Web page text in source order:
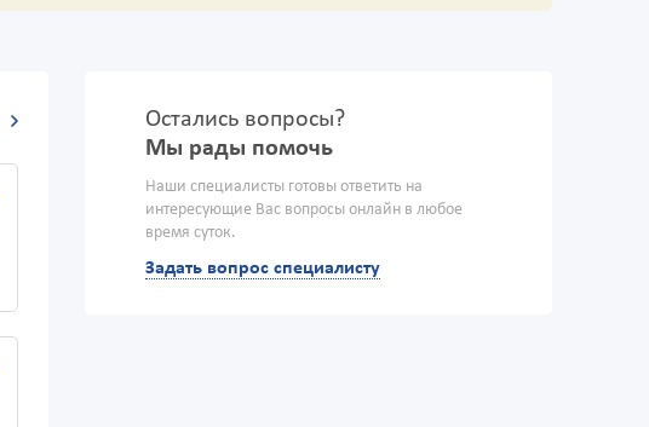
Остались вопросы?
Мы рады помочь
Наши специалисты готовы ответить на
интересующие Вас вопросы онлайн в любое
время суток.
Задать вопрос специалисту